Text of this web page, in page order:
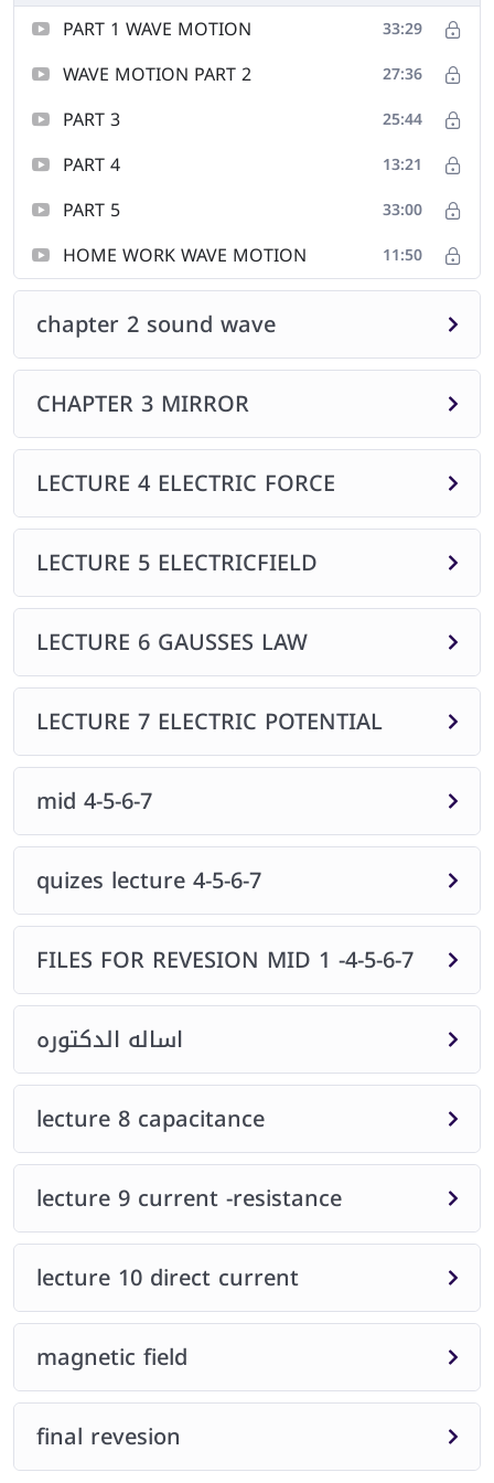
PART 1 WAVE MOTION 33:29
WAVE MOTION PART 2 27:36
PART 3 25:44
PART 4 13:21
PART 5 33:00
HOME WORK WAVE MOTION 11:50
chapter 2 sound wave
CHAPTER 3 MIRROR
LECTURE 4 ELECTRIC FORCE
LECTURE 5 ELECTRICFIELD
LECTURE 6 GAUSSES LAW
LECTURE 7 ELECTRIC POTENTIAL
mid 4-5-6-7
quizes lecture 4-5-6-7
FILES FOR REVESION MID 1 -4-5-6-7
اساله الدكتوره
lecture 8 capacitance
lecture 9 current -resistance
lecture 10 direct current
magnetic field
final revesion